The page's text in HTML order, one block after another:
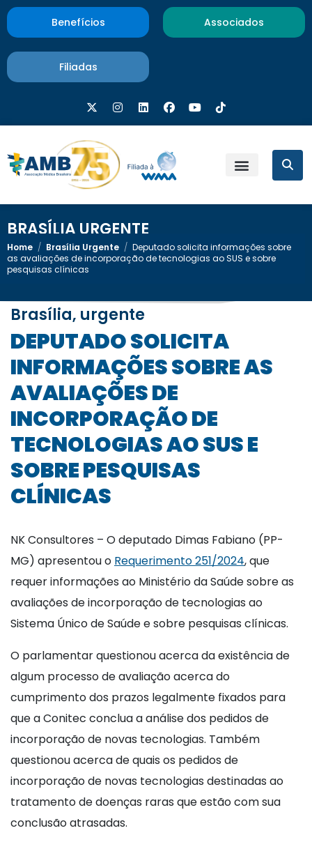
Benefícios Associados
Filiadas
BRASÍLIA URGENTE
Home / Brasília Urgente / Deputado solicita informações sobre
as avaliações de incorporação de tecnologias ao SUS e sobre
pesquisas clínicas
Brasília, urgente
DEPUTADO SOLICITA
INFORMAÇÕES SOBRE AS
AVALIAÇÕES DE
INCORPORAÇÃO DE
TECNOLOGIAS AO SUS E
SOBRE PESQUISAS
CLÍNICAS
NK Consultores – O deputado Dimas Fabiano (PP-
MG) apresentou o Requerimento 251/2024, que
requer informações ao Ministério da Saúde sobre as
avaliações de incorporação de tecnologias ao
Sistema Único de Saúde e sobre pesquisas clínicas.
O parlamentar questionou acerca da existência de
algum processo de avaliação acerca do
cumprimento dos prazos legalmente fixados para
que a Conitec conclua a análise dos pedidos de
incorporação de novas tecnologias. Também
questionou acerca de quais os pedidos de
incorporação de novas tecnologias destinadas ao
tratamento de doenças raras que estão com sua
conclusão atrasadas.